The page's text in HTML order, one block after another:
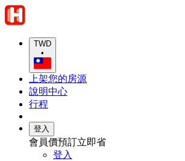
TWD
•
上架您的房源
說明中心
行程
登入
會員價預訂立即省
登入